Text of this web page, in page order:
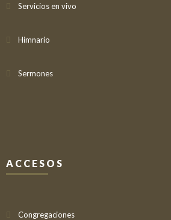
Servicios en vivo
Himnario
Sermones
ACCESOS
Congregaciones